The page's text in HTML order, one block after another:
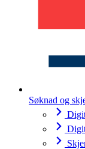
Søknad og